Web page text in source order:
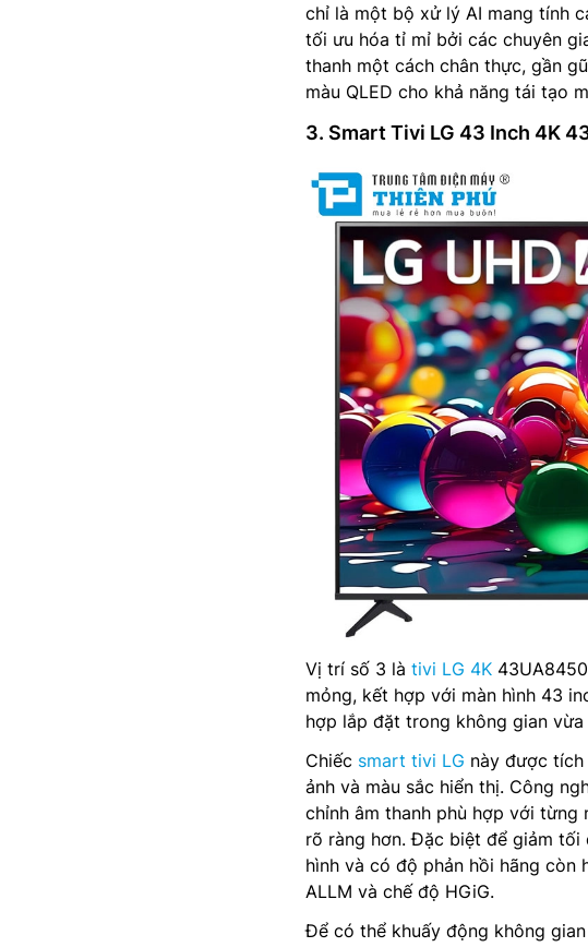
chỉ là một bộ xử lý AI mang tính
tối ưu hóa tỉ mỉ bởi các chuyên
thanh một cách chân thực, gần
màu QLED cho khả năng tái tạo
3. Smart Tivi LG 43 Inch 4K
Vị trí số 3 là tivi LG 4K
mỏng, kết hợp với màn hình 43
hợp lắp đặt trong không gian vừa
Chiếc smart tivi LG này được tích
ảnh và màu sắc hiển thị. Công
chỉnh âm thanh phù hợp với từng
rõ ràng hơn. Đặc biệt để giảm tối
hình và có độ phản hồi hãng
ALLM và chế độ HGiG.
Để có thể khuấy động không